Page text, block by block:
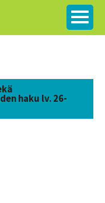
haku lv. 26-